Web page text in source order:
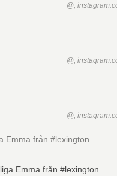
@,
@,
@,
Emma från #lexington